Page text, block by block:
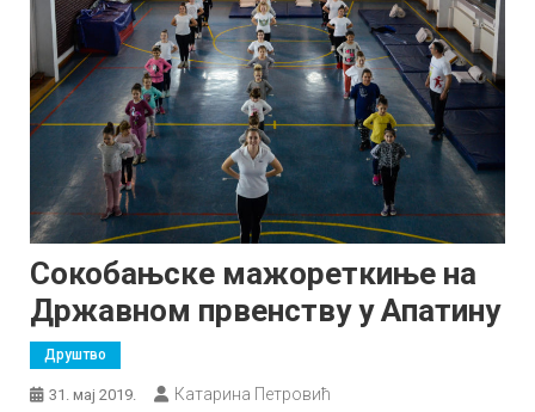
Сокобањске мажореткиње на
Државном првенству у Апатину
Друштво
31. мај 2019. Катарина Петровић